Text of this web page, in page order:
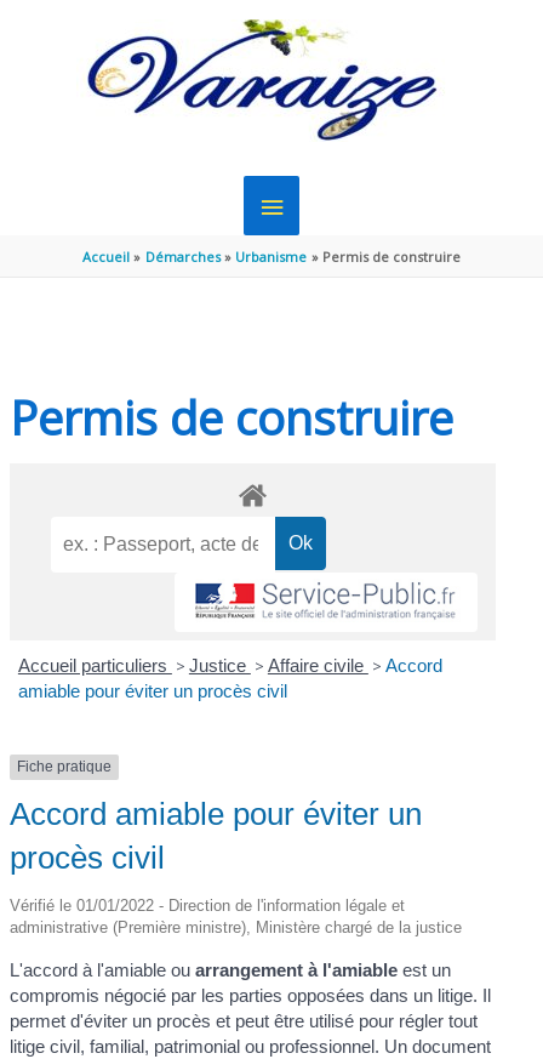
MENU
PRINCIPAL
Accueil Démarches Urbanisme Permis de construire
Permis de construire
Accueil particuliers > Justice > Affaire civile > Accord
amiable pour éviter un procès civil
Fiche pratique
Accord amiable pour éviter un
procès civil
Vérifié le 01/01/2022 - Direction de l'information légale et
administrative (Première ministre), Ministère chargé de la justice
L'accord à l'amiable ouarrangement à l'amiable est un
compromis négocié par les parties opposées dans un litige. Il
permet d'éviter un procès et peut être utilisé pour régler tout
litige civil, familial, patrimonial ou professionnel. Un document